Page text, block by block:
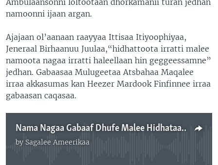
namoonni ijaan argan.
Ajajaan ol’aanaan raayyaa Ittisaa Itiyoophiyaa,
Jeneraal Birhaanuu Juulaa,“hidhattoota irratti malee
namoota nagaa irratti haleellaan hin geggeessamne”
jedhan. Gabaasaa Mulugeetaa Atsbahaa Maqalee
irraa akkasumas kan Heezer Mardook Finfinnee irraa
gabaasan caqasaa.
Nama Nagaa Gabaaf Dhufe Malee Hidhataan Tokko hin Turre: Jiraataa
by Sagalee Ameerikaa
No media source currently available